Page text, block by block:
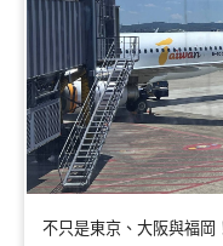
不只是東京、大阪與福